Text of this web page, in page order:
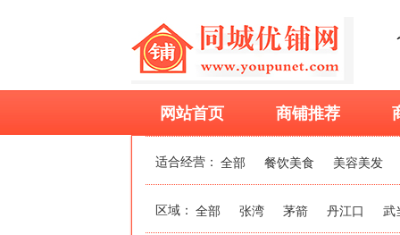
网站首页 商铺推荐
适合经营： 全部 餐饮美食 美容美发
区域： 全部 张湾 茅箭 丹江口 武